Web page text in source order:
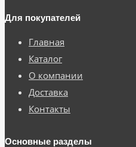
Для покупателей
Главная
Каталог
О компании
Доставка
Контакты
Основные разделы